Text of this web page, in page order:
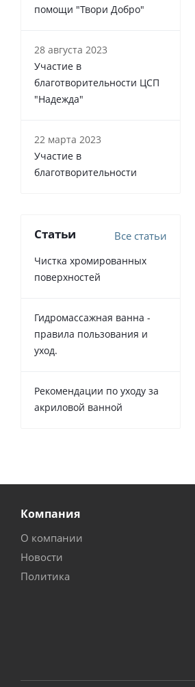
помощи "Твори Добро"
28 августа 2023
Участие в
благотворительности ЦСП
"Надежда"
22 марта 2023
Участие в
благотворительности
Статьи Все статьи
Чистка хромированных
поверхностей
Гидромассажная ванна -
правила пользования и
уход.
Рекомендации по уходу за
акриловой ванной
Компания
О компании
Новости
Политика